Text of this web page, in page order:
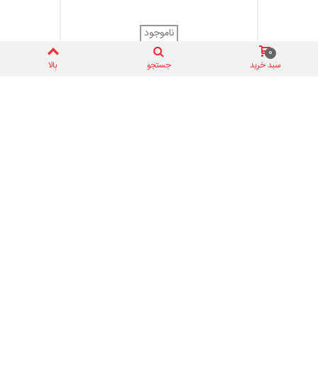
ناموجود
0 ریال سبد خرید
0
جستجو بالا